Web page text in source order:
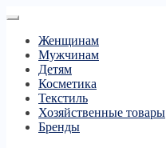
Женщинам
Мужчинам
Детям
Косметика
Текстиль
Хозяйственные товары
Бренды